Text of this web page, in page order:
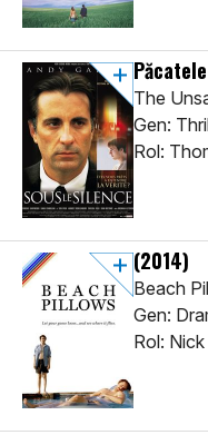
The
Gen:
Rol:
(2014)
Beach
Gen:
Rol: Nick